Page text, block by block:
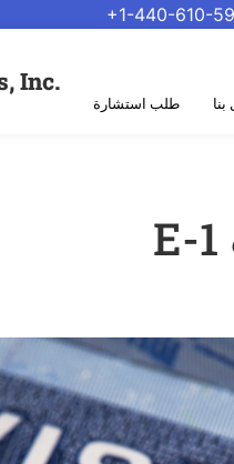
+1-440-610-
طلب استشارة
.Protecting Civil Rights, Inc